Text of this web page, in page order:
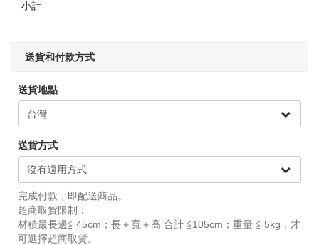
小計
送貨和付款方式
送貨地點
送貨方式
完成付款，即配送商品。
超商取貨限制：
材積最長邊≦ 45cm；長＋寬＋高 合計 ≦105cm；重量 ≦ 5kg，才
可選擇超商取貨。